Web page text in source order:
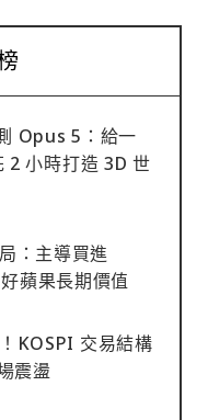
Opus 5：給一
2 小時打造 3D 世
：主導買進
蘋果長期價值
KOSPI 交易結構
震盪